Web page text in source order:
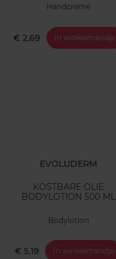
Handcreme
€ 2,69 In winkelmandje
EVOLUDERM
KOSTBARE OLIE
BODYLOTION 500 ML
Bodylotion
€ 5,19 In winkelmandje